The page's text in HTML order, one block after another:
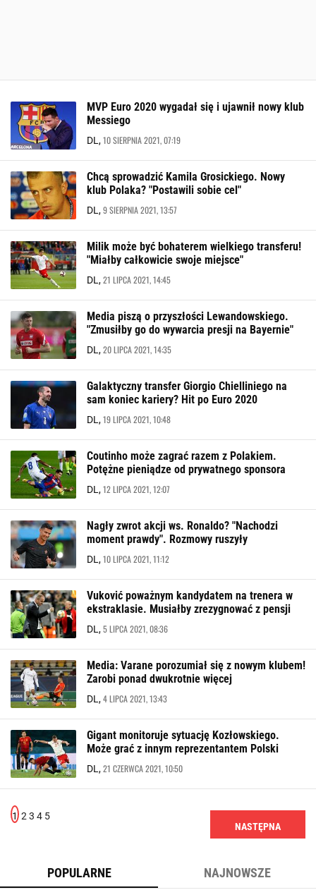
MVP Euro 2020 wygadał się i ujawnił nowy klub
Messiego
DL,10 SIERPNIA 2021, 07:19
Chcą sprowadzić Kamila Grosickiego. Nowy
klub Polaka? "Postawili sobie cel"
DL,9 SIERPNIA 2021, 13:57
Milik może być bohaterem wielkiego transferu!
"Miałby całkowicie swoje miejsce"
DL,21 LIPCA 2021, 14:45
Media piszą o przyszłości Lewandowskiego.
"Zmusiłby go do wywarcia presji na Bayernie"
DL,20 LIPCA 2021, 14:35
Galaktyczny transfer Giorgio Chielliniego na
sam koniec kariery? Hit po Euro 2020
DL,19 LIPCA 2021, 10:48
Coutinho może zagrać razem z Polakiem.
Potężne pieniądze od prywatnego sponsora
DL,12 LIPCA 2021, 12:07
Nagły zwrot akcji ws. Ronaldo? "Nachodzi
moment prawdy". Rozmowy ruszyły
DL,10 LIPCA 2021, 11:12
Vuković poważnym kandydatem na trenera w
ekstraklasie. Musiałby zrezygnować z pensji
DL,5 LIPCA 2021, 08:36
Media: Varane porozumiał się z nowym klubem!
Zarobi ponad dwukrotnie więcej
DL,4 LIPCA 2021, 13:43
Gigant monitoruje sytuację Kozłowskiego.
Może grać z innym reprezentantem Polski
DL,21 CZERWCA 2021, 10:50
1 2 3 4 5
NASTĘPNA
POPULARNE NAJNOWSZE